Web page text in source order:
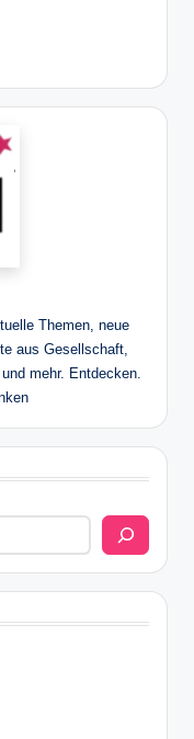
Themen, neue
aus Gesellschaft,
mehr. Entdecken.